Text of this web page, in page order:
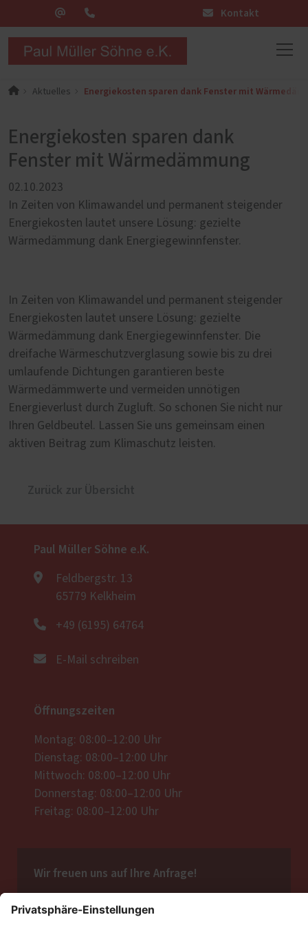
Kontakt
Aktuelles Energiekosten sparen dank Fenster mit
Energiekosten sparen dank
Fenster mit Wärmedämmung
02.10.2023
In Zeiten von Klimawandel und permanent steigender
Energiekosten lautet unsere Lösung: gezielte
Wärmedämmung dank Energiegewinnfenster.
In Zeiten von Klimawandel und permanent steigender
Energiekosten lautet unsere Lösung: gezielte
Wärmedämmung dank Energiegewinnfenster. Die
dreifache Wärmeschutzverglasung sowie bis zu drei
umlaufende Dichtungen garantieren beste
Wärmedämmwerte und vermeiden unnötigen
Energieverlust durch Zugluft. So schonen Sie nicht nur
Ihren Geldbeutel. Lassen Sie uns gemeinsam einen
aktiven Beitrag zum Klimaschutz leisten.
Paul Müller Söhne e.K.
Feldbergstr. 13
65779 Kelkheim
+49 (6195) 64764
E-Mail schreiben
Öffnungszeiten
Montag: 08:00–12:00 Uhr
Dienstag: 08:00–12:00 Uhr
Mittwoch: 08:00–12:00 Uhr
Donnerstag: 08:00–12:00 Uhr
Freitag: 08:00–12:00 Uhr
Wir freuen uns auf Ihre Anfrage!
Jetzt Kontakt aufnehmen